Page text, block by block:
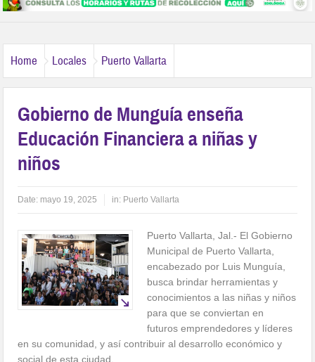
Home Locales Puerto Vallarta
Gobierno de Munguía enseña
Educación Financiera a niñas y
niños
Date: mayo 19, 2025 in: Puerto Vallarta
Puerto Vallarta, Jal.- El Gobierno
Municipal de Puerto Vallarta,
encabezado por Luis Munguía,
busca brindar herramientas y
conocimientos a las niñas y niños
para que se conviertan en
futuros emprendedores y líderes
en su comunidad, y así contribuir al desarrollo económico y
social de esta ciudad.